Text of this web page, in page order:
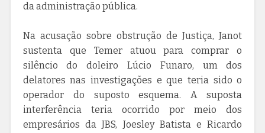
da administração pública.
Na acusação sobre obstrução de Justiça, Janot
sustenta que Temer atuou para comprar o
silêncio do doleiro Lúcio Funaro, um dos
delatores nas investigações e que teria sido o
operador do suposto esquema. A suposta
interferência teria ocorrido por meio dos
empresários da JBS, Joesley Batista e Ricardo